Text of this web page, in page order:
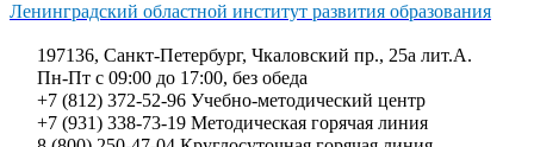
Ленинградский областной институт развития образования
197136, Санкт-Петербург, Чкаловский пр., 25а лит.А.
Пн-Пт с 09:00 до 17:00, без обеда
+7 (812) 372-52-96 Учебно-методический центр
+7 (931) 338-73-19 Методическая горячая линия